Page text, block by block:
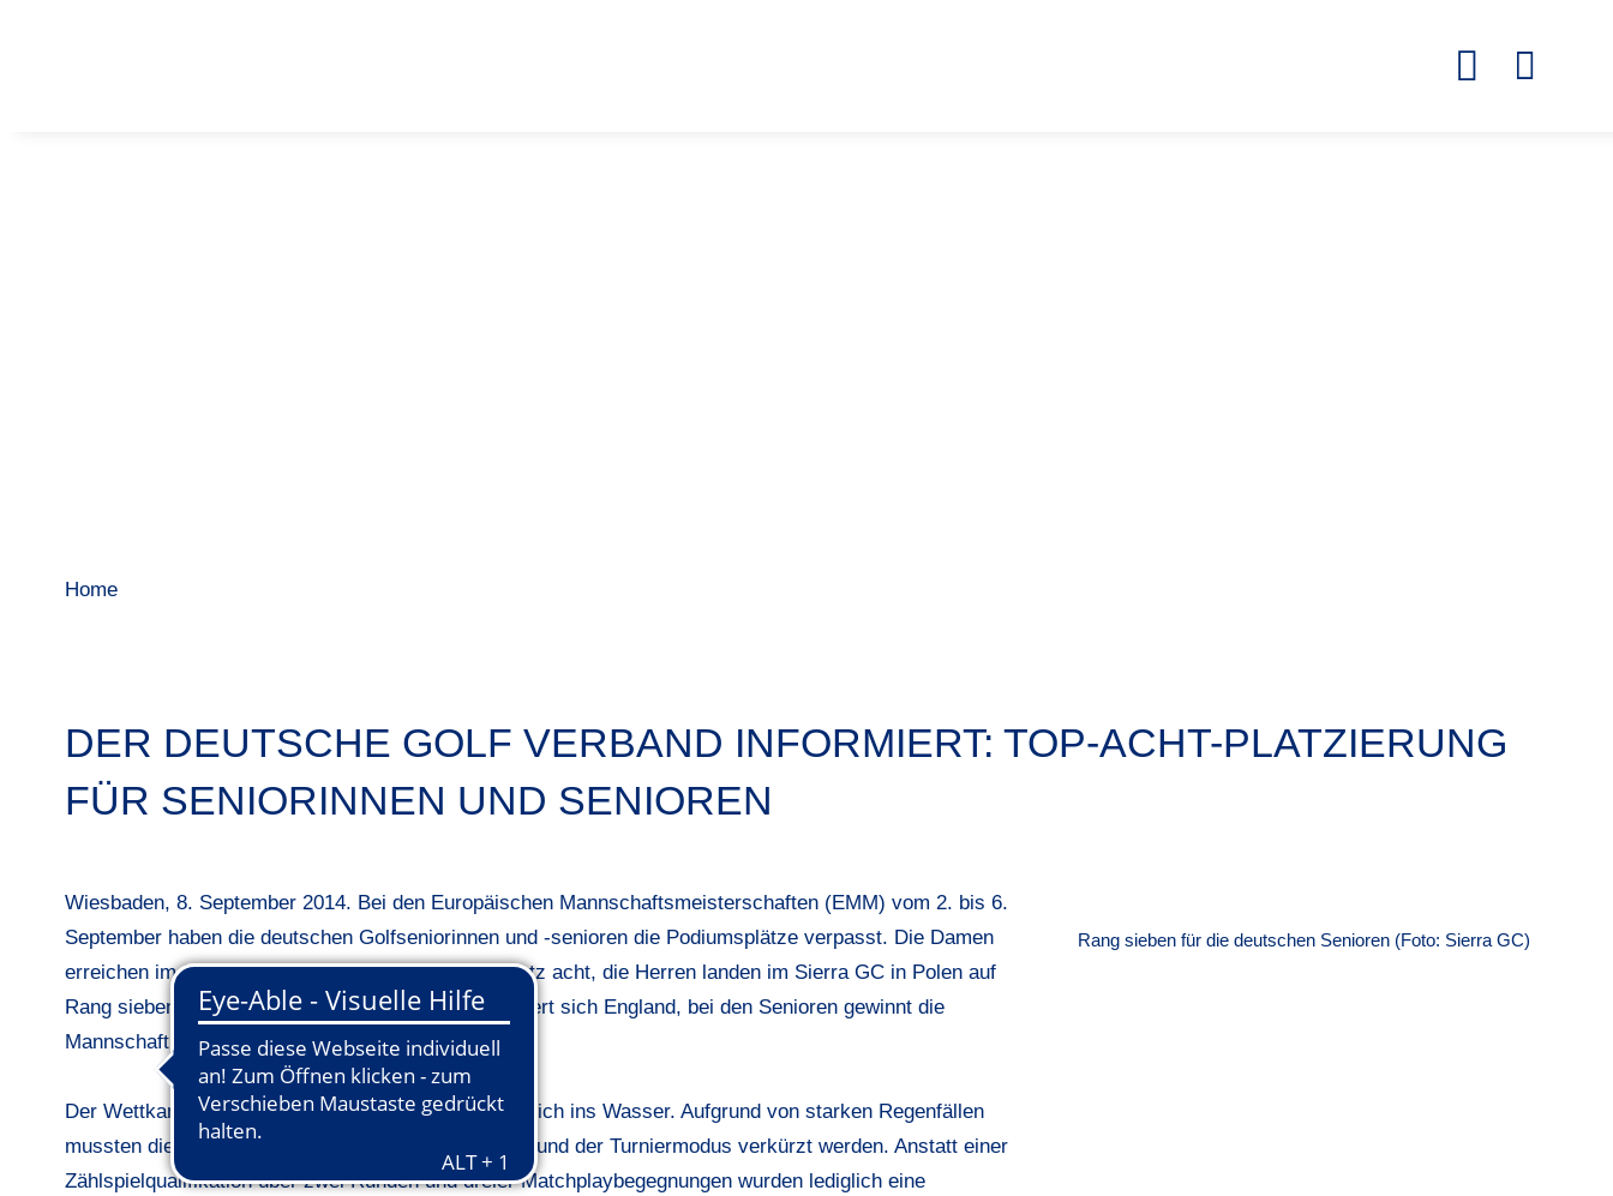
Home
DER DEUTSCHE GOLF VERBAND INFORMIERT: TOP-ACHT-PLATZIERUNG
FÜR SENIORINNEN UND SENIOREN
Wiesbaden, 8. September 2014. Bei den Europäischen Mannschaftsmeisterschaften (EMM) vom 2. bis 6.
September haben die deutschen Golfseniorinnen und -senioren die Podiumsplätze verpasst. Die Damen
erreichen im österreichischen GC Gut Altentann Platz acht, die Herren landen im Sierra GC in Polen auf
Rang sieben. Den EM-Titel bei den Seniorinnen sichert sich England, bei den Senioren gewinnt die
Mannschaft aus Irland.
Der Wettkampf der Seniorinnen fiel dabei sprichwörtlich ins Wasser. Aufgrund von starken Regenfällen
mussten die ersten beiden Wettkampftage abgesagt und der Turniermodus verkürzt werden. Anstatt einer
Zählspielqualifikation über zwei Runden und dreier Matchplaybegegnungen wurden lediglich eine
Rang sieben für die deutschen Senioren (Foto: Sierra GC)